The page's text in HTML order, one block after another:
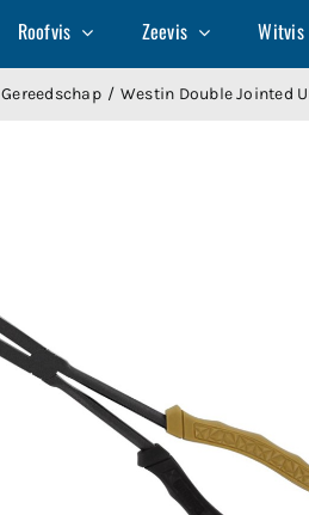
Roofvis Zeevis Witvis
Gereedschap Westin Double Jointed